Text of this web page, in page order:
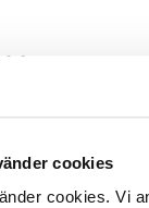
cookies
cookies. Vi
17